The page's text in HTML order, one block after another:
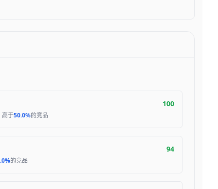
100
高于50.0%的竞品
94
的竞品